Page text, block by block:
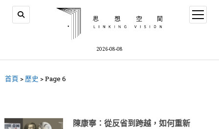
2026-08-08
首頁 > 歷史 >Page 6
陳康寧：從反省到跨越，如何重新